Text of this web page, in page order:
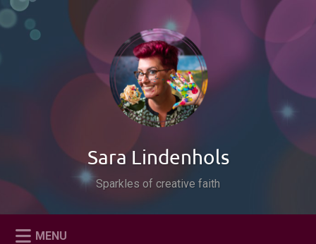
Naar
inhoud
Zoeken
Sara Lindenhols
Sparkles of creative faith
MENU